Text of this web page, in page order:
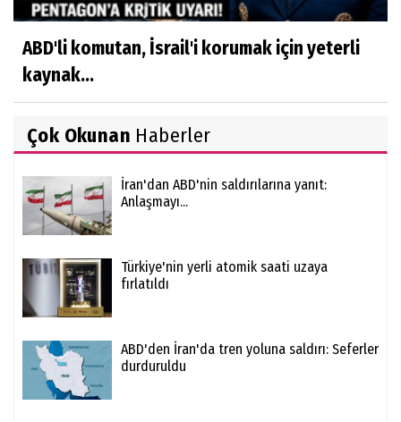
ABD'li komutan, İsrail'i korumak için yeterli
kaynak...
Çok Okunan Haberler
İran'dan ABD'nin saldırılarına yanıt:
Anlaşmayı...
Türkiye'nin yerli atomik saati uzaya
fırlatıldı
ABD'den İran'da tren yoluna saldırı: Seferler
durduruldu